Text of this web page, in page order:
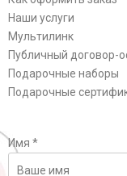
Наши услуги
Мультилинк
Публичный договор-
Подарочные наборы
Подарочные
Имя *